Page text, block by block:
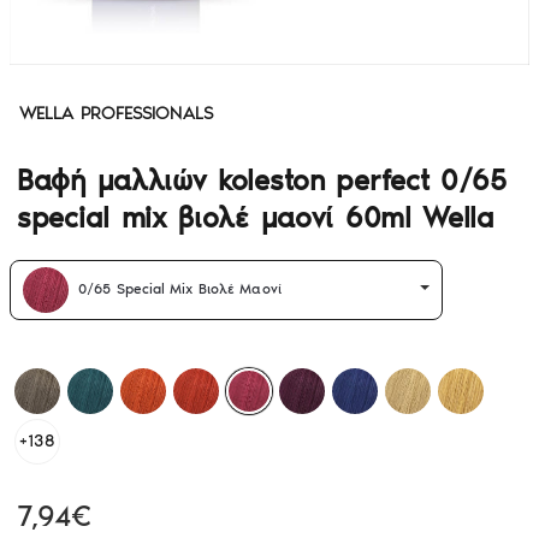
WELLA PROFESSIONALS
Βαφή μαλλιών koleston perfect 0/65
special mix βιολέ μαονί 60ml Wella
7,94€
0/65 Special Mix Βιολέ Μαονί
+138